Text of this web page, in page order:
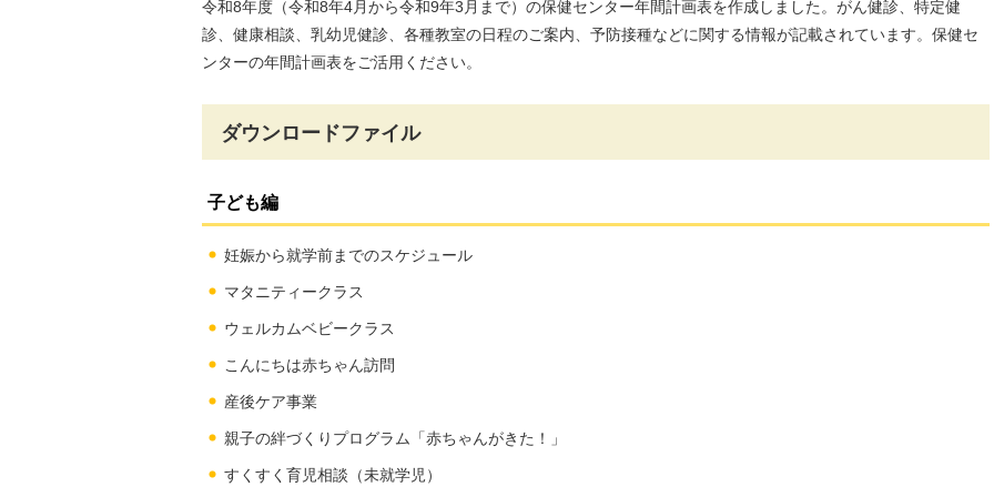
令和8年度（令和8年4月から令和9年3月まで）の保健センター年間計画表を作成しました。がん健診、特定健
診、健康相談、乳幼児健診、各種教室の日程のご案内、予防接種などに関する情報が記載されています。保健セ
ンターの年間計画表をご活用ください。
ダウンロードファイル
子ども編
妊娠から就学前までのスケジュール
マタニティークラス
ウェルカムベビークラス
こんにちは赤ちゃん訪問
産後ケア事業
親子の絆づくりプログラム「赤ちゃんがきた！」
すくすく育児相談（未就学児）